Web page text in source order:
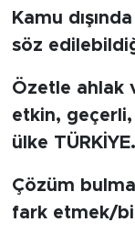
Kamu
söz
Özetle ahlak
etkin,
ülke TÜRKİYE.
Çözüm
fark etmek/